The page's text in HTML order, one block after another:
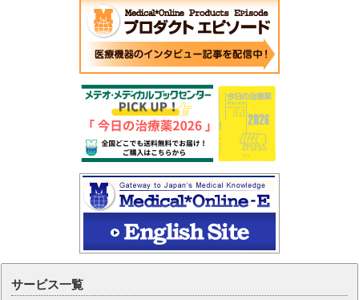
サービス一覧